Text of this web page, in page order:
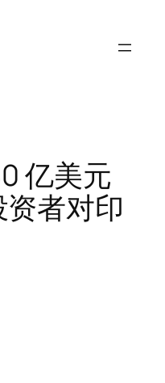
亿美元
者对印